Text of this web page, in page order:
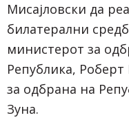
Мисајловски да
билатерални
министерот за
Република,
за одбрана на
Зуна.